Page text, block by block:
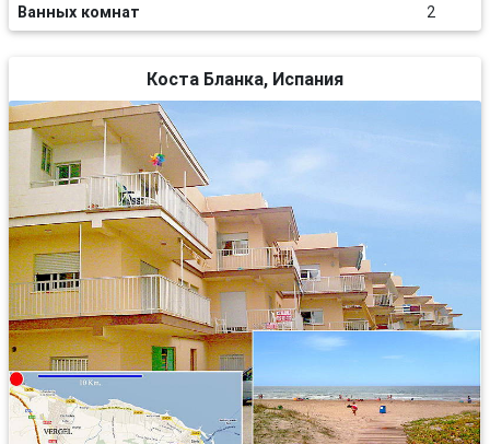
Ванных комнат
2
Коста Бланка, Испания